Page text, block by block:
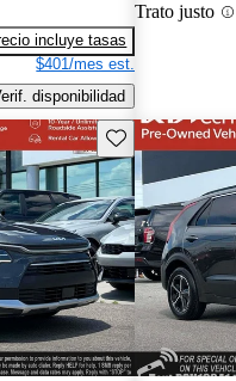
incluye tasas
$401/mes est.
disponibilidad
Trato justo
Guarda este Aviso